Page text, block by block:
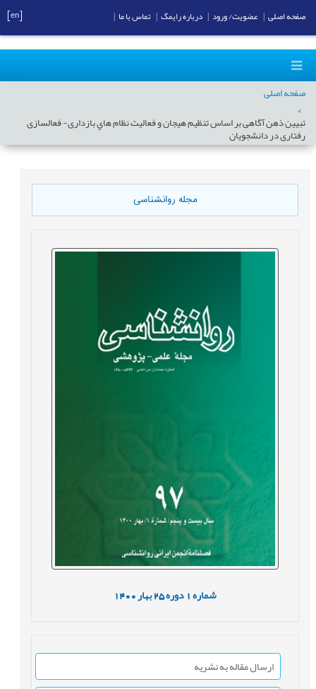
صفحه اصلی
تبيين ذهن آگاهی بر اساس تنظيم هيجان و فعاليت نظام هاي بازداری- فعالسازی
رفتاری در دانشجويان
مجله روانشناسی
شماره1 دوره25 بهار1400
ارسال مقاله به نشریه
صفحه اصلی عضویت/ ورود درباره رایمگ تماس با ما